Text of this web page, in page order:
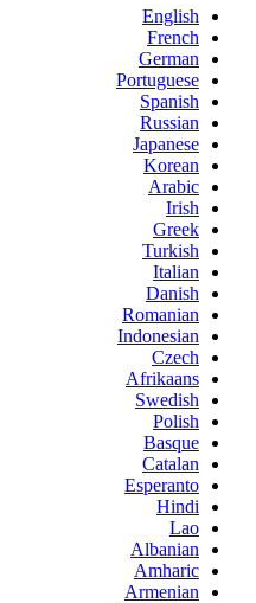
English
French
German
Portuguese
Spanish
Russian
Japanese
Korean
Arabic
Irish
Greek
Turkish
Italian
Danish
Romanian
Indonesian
Czech
Afrikaans
Swedish
Polish
Basque
Catalan
Esperanto
Hindi
Lao
Albanian
Amharic
Armenian